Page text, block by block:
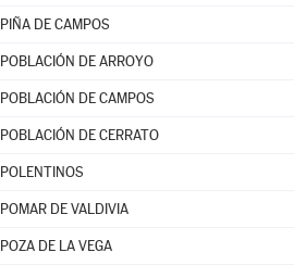
PIÑA DE CAMPOS
POBLACIÓN DE ARROYO
POBLACIÓN DE CAMPOS
POBLACIÓN DE CERRATO
POLENTINOS
POMAR DE VALDIVIA
POZA DE LA VEGA